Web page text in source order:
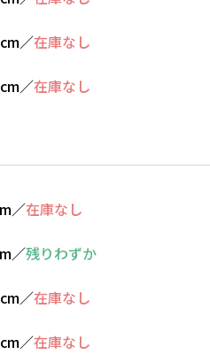
／在庫なし
／在庫なし
／在庫なし
／残りわずか
／在庫なし
／在庫なし